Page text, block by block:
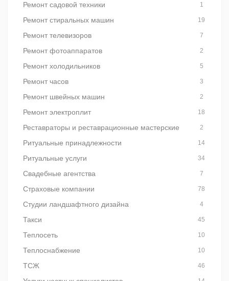
Ремонт садовой техники 1
Ремонт стиральных машин 19
Ремонт телевизоров 7
Ремонт фотоаппаратов 2
Ремонт холодильников 5
Ремонт часов 3
Ремонт швейных машин 2
Ремонт электроплит 18
Реставраторы и реставрационные мастерские 2
Ритуальные принадлежности 14
Ритуальные услуги 34
Свадебные агентства 7
Страховые компании 78
Студии ландшафтного дизайна 4
Такси 45
Теплосеть 10
Теплоснабжение 10
ТСЖ 46